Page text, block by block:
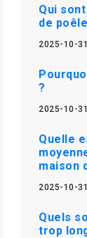
Qui
de
2025-10-31
?
2025-10-31
Quelle
maison
2025-10-31
Quels
trop